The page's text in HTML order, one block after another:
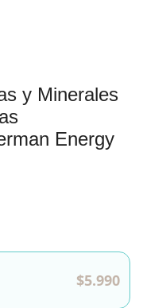
y Minerales
Energy
$5.990